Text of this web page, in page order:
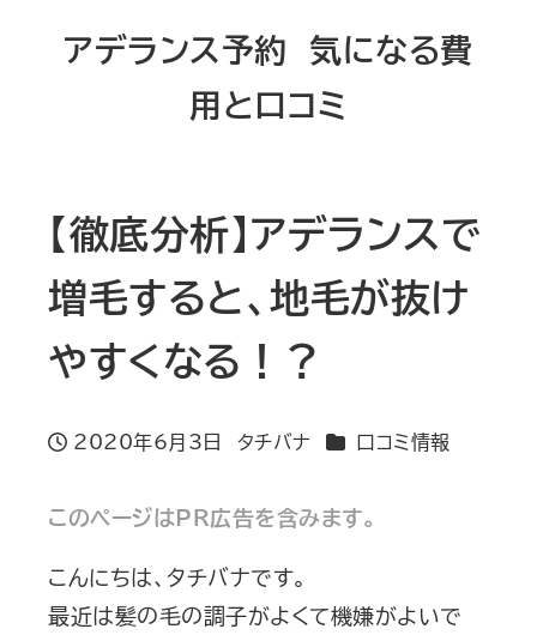
アデランス予約 気になる費
用と口コミ
【徹底分析】アデランスで
増毛すると、地毛が抜け
やすくなる！？
投稿日
2020年6月3日 タチバナ カテゴリー
口コミ情報
このページはPR広告を含みます。
こんにちは、タチバナです。
最近は髪の毛の調子がよくて機嫌がよいで